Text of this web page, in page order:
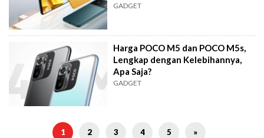
GADGET
Harga POCO M5 dan POCO M5s,
Lengkap dengan Kelebihannya,
Apa Saja?
GADGET
1 2 3 4 5 »